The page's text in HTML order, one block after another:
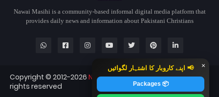
× 📢 اپنے کاروبار کا اشتہار لگوائیں
📦 Packages
Nawai Masihi is a community-based informal digital media platform that
provides daily news and information about Pakistani Christians
Copyright © 2012-2026 Nawai MasihiNawai Masihi — All
rights reserved